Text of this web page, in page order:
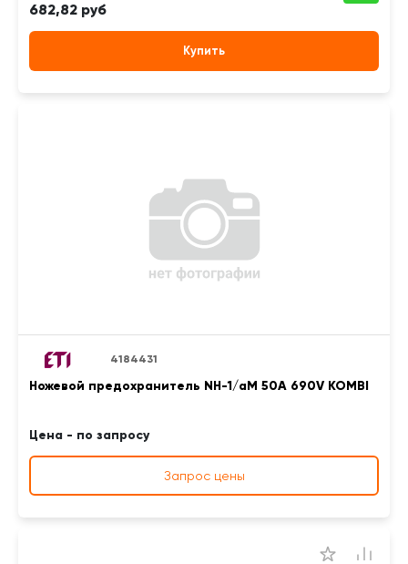
682,82 руб
Купить
4184431
Ножевой предохранитель NH-1/aM 50A 690V KOMBI
Цена - по запросу
Запрос цены